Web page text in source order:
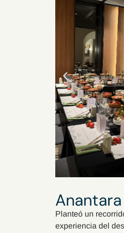
Planteó un
experiencia del